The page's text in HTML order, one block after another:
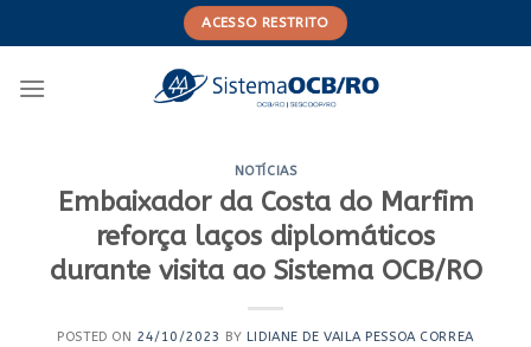
to
ACESSO RESTRITO
NOTÍCIAS
Embaixador da Costa do Marfim
reforça laços diplomáticos
durante visita ao Sistema OCB/RO
POSTED ON 24/10/2023 BY LIDIANE DE VAILA PESSOA CORREA